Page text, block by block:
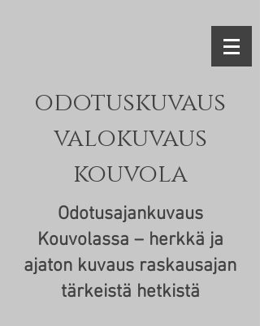
odotuskuvaus
valokuvaus
kouvola
Odotusajankuvaus
Kouvolassa – herkkä ja
ajaton kuvaus raskausajan
tärkeistä hetkistä